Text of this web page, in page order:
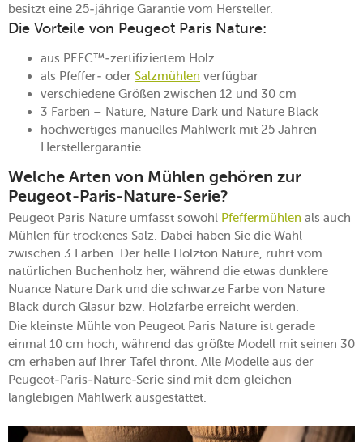
besitzt eine 25-jährige Garantie vom Hersteller.
Die Vorteile von Peugeot Paris Nature:
aus PEFC™-zertifiziertem Holz
als Pfeffer- oder Salzmühlen verfügbar
verschiedene Größen zwischen 12 und 30 cm
3 Farben – Nature, Nature Dark und Nature Black
hochwertiges manuelles Mahlwerk mit 25 Jahren
Herstellergarantie
Welche Arten von Mühlen gehören zur
Peugeot-Paris-Nature-Serie?
Peugeot Paris Nature umfasst sowohl Pfeffermühlen als auch
Mühlen für trockenes Salz. Dabei haben Sie die Wahl
zwischen 3 Farben. Der helle Holzton Nature, rührt vom
natürlichen Buchenholz her, während die etwas dunklere
Nuance Nature Dark und die schwarze Farbe von Nature
Black durch Glasur bzw. Holzfarbe erreicht werden.
Die kleinste Mühle von Peugeot Paris Nature ist gerade
einmal 10 cm hoch, während das größte Modell mit seinen 30
cm erhaben auf Ihrer Tafel thront. Alle Modelle aus der
Peugeot-Paris-Nature-Serie sind mit dem gleichen
langlebigen Mahlwerk ausgestattet.